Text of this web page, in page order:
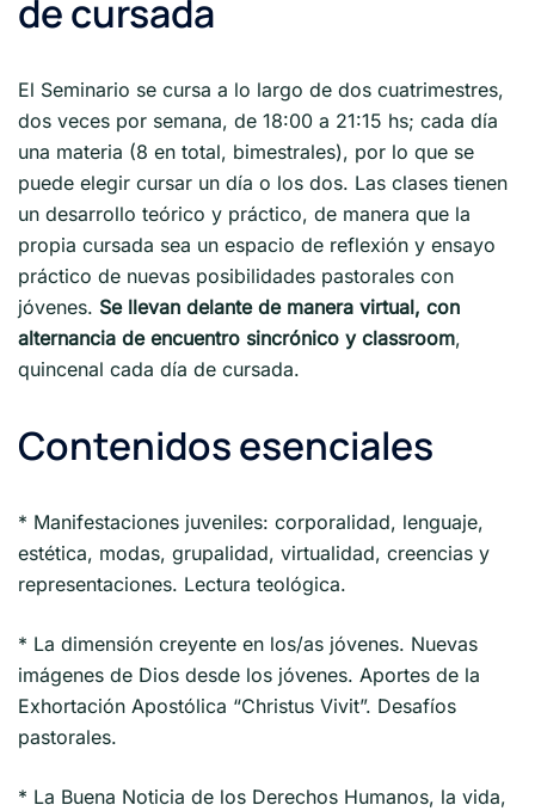
de cursada
El Seminario se cursa a lo largo de dos cuatrimestres,
dos veces por semana, de 18:00 a 21:15 hs; cada día
una materia (8 en total, bimestrales), por lo que se
puede elegir cursar un día o los dos. Las clases tienen
un desarrollo teórico y práctico, de manera que la
propia cursada sea un espacio de reflexión y ensayo
práctico de nuevas posibilidades pastorales con
jóvenes. Se llevan delante de manera virtual, con
alternancia de encuentro sincrónico y classroom,
quincenal cada día de cursada.
Contenidos esenciales
* Manifestaciones juveniles: corporalidad, lenguaje,
estética, modas, grupalidad, virtualidad, creencias y
representaciones. Lectura teológica.
* La dimensión creyente en los/as jóvenes. Nuevas
imágenes de Dios desde los jóvenes. Aportes de la
Exhortación Apostólica “Christus Vivit”. Desafíos
pastorales.
* La Buena Noticia de los Derechos Humanos, la vida,